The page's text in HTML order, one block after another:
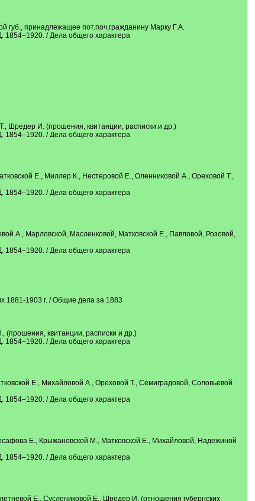
губ., принадлежащее пот.поч.гражданину Марку Г.А.
/ Дела общего характера
Шредер И. (прошения, квитанции, расписки и др.)
/ Дела общего характера
Е., Миллер К., Нестеровой Е., Оленниковой А., Ореховой Т.,
/ Дела общего характера
А., Марловской, Масленковой, Матковской Е., Павловой, Розовой,
/ Дела общего характера
1903 г. / Общие дела за 1883
квитанции, расписки и др.)
/ Дела общего характера
Е., Михайловой А., Ореховой Т., Семиградовой, Соловьевой
/ Дела общего характера
Е., Крыжановской М., Матковской Е., Михайловой, Надежиной
/ Дела общего характера
Е., Суслениковой Е., Шредер И. (отношения губернских